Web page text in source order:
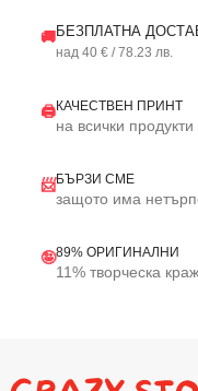
🚚БЕЗПЛАТНА
над 40 € / 78.23 лв.
🖨️КАЧЕСТВЕН ПРИНТ
на всички продукти
📨БЪРЗИ СМЕ
защото има
🤪89% ОРИГИНАЛНИ
11% творческа